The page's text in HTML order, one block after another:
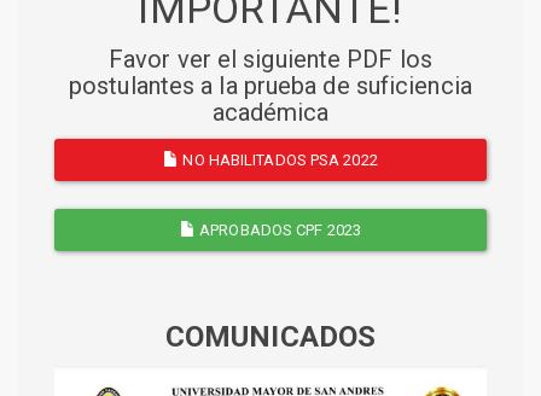
Favor ver el siguiente PDF los
postulantes a la prueba de suficiencia
académica
NO HABILITADOS PSA 2022
APROBADOS CPF 2023
COMUNICADOS